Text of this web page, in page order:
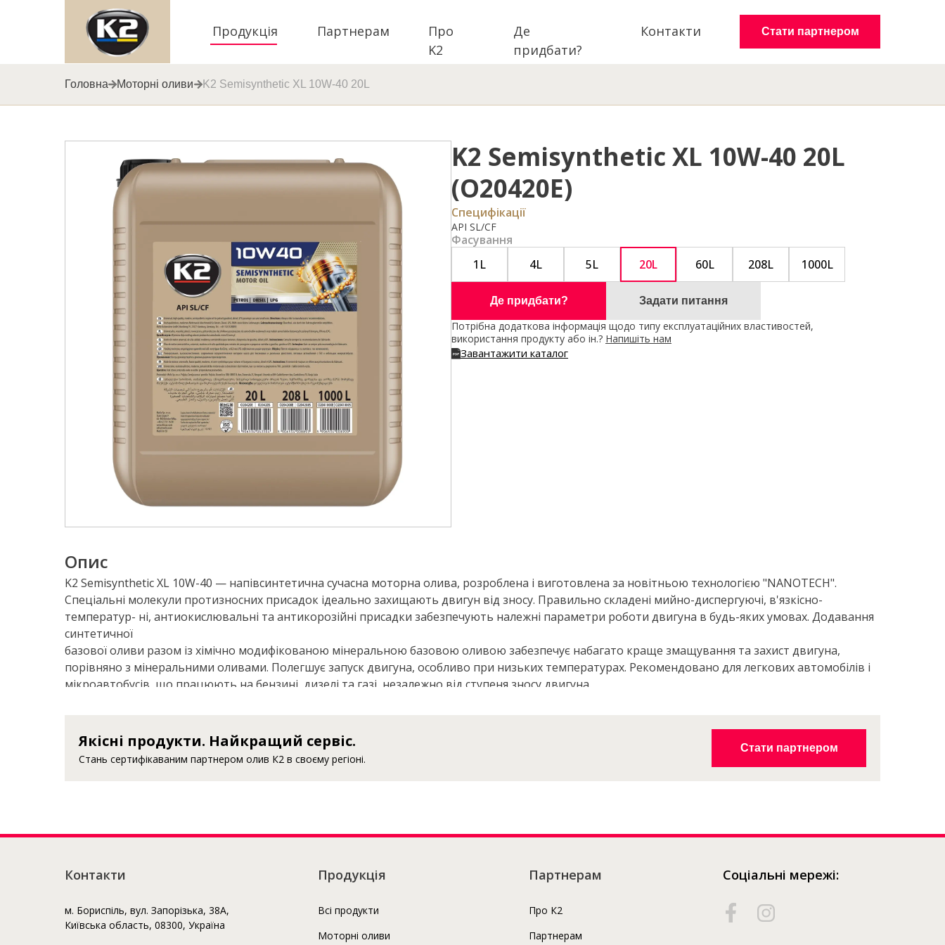
Стати партнером
Продукція
Про
K2
Партнерам
Де
придбати?
Контакти
Головна Моторні оливи K2 Semisynthetic XL 10W-40 20L
K2 Semisynthetic XL 10W-40 20L
(O20420E)
Специфікації
API SL/CF
Фасування
1L
4L 5L 20L 60L 208L 1000L
Де придбати? Задати питання
Потрібна додаткова інформація щодо типу експлуатаційних властивостей,
використання продукту або ін.? Напишіть нам
Завантажити каталог
Опис
K2 Semisynthetic XL 10W-40 — напівсинтетична сучасна моторна олива, розроблена і виготовлена за новітньою технологією "NANOTECH".
Спеціальні молекули протизносних присадок ідеально захищають двигун від зносу. Правильно складені мийно-диспергуючі, в'язкісно-
температур- ні, антиокислювальні та антикорозійні присадки забезпечують належні параметри роботи двигуна в будь-яких умовах. Додавання
синтетичної
базової оливи разом із хімічно модифікованою мінеральною базовою оливою забезпечує набагато краще змащування та захист двигуна,
порівняно з мінеральними оливами. Полегшує запуск двигуна, особливо при низьких температурах. Рекомендовано для легкових автомобілів і
мікроавтобусів, що працюють на бензині, дизелі та газі, незалежно від ступеня зносу двигуна.
Якісні продукти. Найкращий сервіс.
Стань сертифікаваним партнером олив К2 в своєму регіоні.
Стати партнером
Контакти Продукція Партнерам
м. Бориспіль, вул. Запорізька, 38А,
Київська область, 08300, Україна
Моторні оливи
Про К2
Партнерам
Соціальні мережі:
Всі продукти